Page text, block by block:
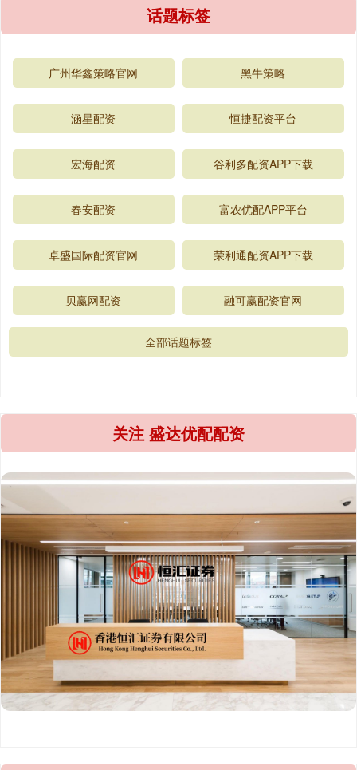
话题标签
广州华鑫策略官网 黑牛策略
涵星配资 恒捷配资平台
宏海配资 谷利多配资APP下载
春安配资 富农优配APP平台
卓盛国际配资官网 荣利通配资APP下载
贝赢网配资 融可赢配资官网
全部话题标签
关注 盛达优配配资